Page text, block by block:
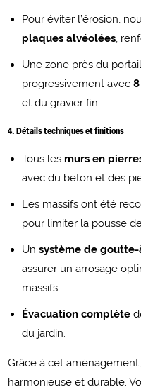
Pour éviter l’érosion,
plaques alvéolées ,
Une zone près du
progressivement avec
et du gravier fin.
4. Détails techniques et finitions
Tous les murs en
avec du béton et des
Les massifs ont été
pour limiter la pousse
Unsystème de
assurer un arrosage
massifs.
Évacuation complète
du jardin.
Grâce à cet
harmonieuse et durable.